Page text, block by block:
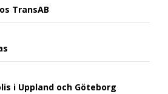
TransAB
i Uppland och Göteborg